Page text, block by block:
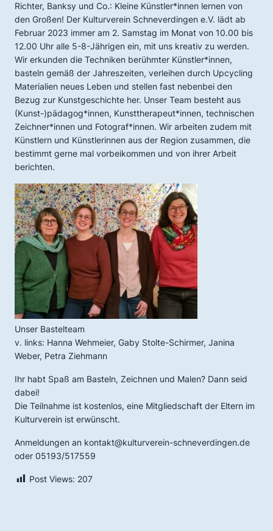
Richter, Banksy und Co.: Kleine Künstler*innen lernen von
den Großen! Der Kulturverein Schneverdingen e.V. lädt ab
Februar 2023 immer am 2. Samstag im Monat von 10.00 bis
12.00 Uhr alle 5-8-Jährigen ein, mit uns kreativ zu werden.
Wir erkunden die Techniken berühmter Künstler*innen,
basteln gemäß der Jahreszeiten, verleihen durch Upcycling
Materialien neues Leben und stellen fast nebenbei den
Bezug zur Kunstgeschichte her. Unser Team besteht aus
(Kunst-)pädagog*innen, Kunsttherapeut*innen, technischen
Zeichner*innen und Fotograf*innen. Wir arbeiten zudem mit
Künstlern und Künstlerinnen aus der Region zusammen, die
bestimmt gerne mal vorbeikommen und von ihrer Arbeit
berichten.
Unser Bastelteam
v. links: Hanna Wehmeier, Gaby Stolte-Schirmer, Janina
Weber, Petra Ziehmann
Ihr habt Spaß am Basteln, Zeichnen und Malen? Dann seid
dabei!
Die Teilnahme ist kostenlos, eine Mitgliedschaft der Eltern im
Kulturverein ist erwünscht.
Anmeldungen an kontakt@kulturverein-schneverdingen.de
oder 05193/517559
Post Views: 207